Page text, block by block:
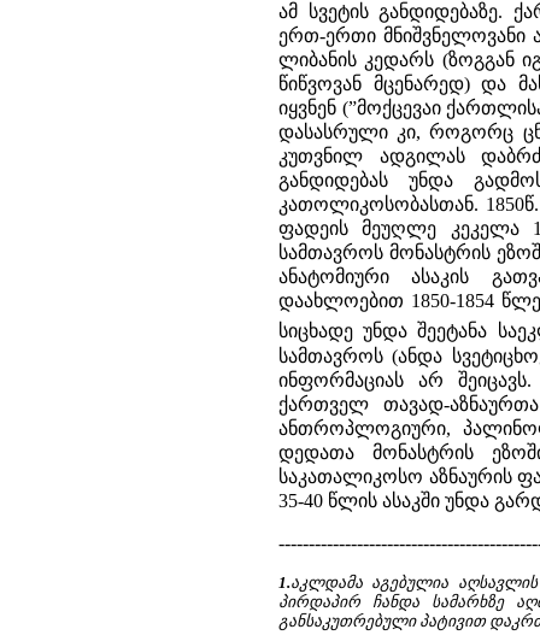
ამ სვეტის განდიდებაზე.
ერთ-ერთი მნიშვნელოვანი
ლიბანის კედარს (ზოგგან
წიწვოვან მცენარედ) და
იყვნენ (”მოქცევაი
დასასრული კი, როგორც
კუთვნილ ადგილას
განდიდებას უნდა
კათოლიკოსობასთან.
ფადეის მეუღლე კეკელა
სამთავროს მონასტრის
ანატომიური ასაკის
დაახლოებით 1850-1854
სიცხადე უნდა შეეტანა
სამთავროს (ანდა
ინფორმაციას არ
ქართველ თავად-
ანთროპლოგიური,
დედათა მონასტრის
საკათალიკოსო აზნაურის
35-40 წლის ასაკში უნდა
1.აკლდამა აგებულია
პირდაპირ ჩანდა სამარხზე
განსაკუთრებული პატივით